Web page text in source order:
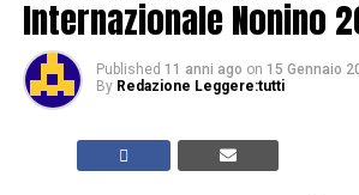
Internazionale Nonino
Published 11 anni ago on 15 Gennaio
By Redazione Leggere:tutti